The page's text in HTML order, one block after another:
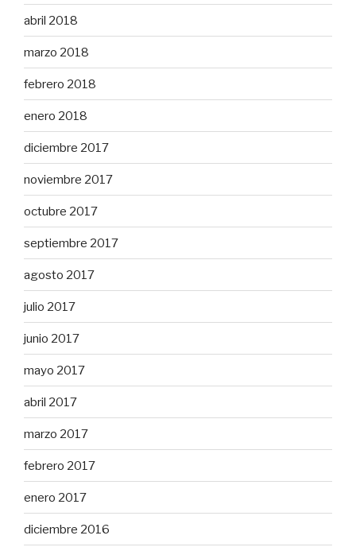
abril 2018
marzo 2018
febrero 2018
enero 2018
diciembre 2017
noviembre 2017
octubre 2017
septiembre 2017
agosto 2017
julio 2017
junio 2017
mayo 2017
abril 2017
marzo 2017
febrero 2017
enero 2017
diciembre 2016